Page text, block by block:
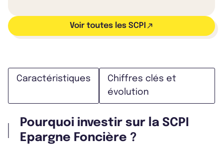
Voir toutes les SCPI
Caractéristiques
Chiffres clés et
évolution
Pourquoi investir sur la SCPI
Epargne Foncière ?